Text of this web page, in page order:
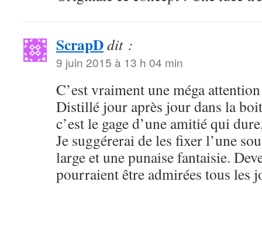
ScrapDdit :
9 juin 2015 à 13 h 04 min
C’est vraiment une méga
Distillé jour après jour dans la
c’est le gage d’une amitié qui
Je suggérerai de les fixer l’une
large et une punaise fantaisie.
pourraient être admirées tous